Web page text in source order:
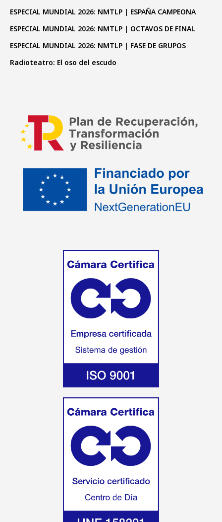
ESPECIAL MUNDIAL 2026: NMTLP | ESPAÑA CAMPEONA
ESPECIAL MUNDIAL 2026: NMTLP | OCTAVOS DE FINAL
ESPECIAL MUNDIAL 2026: NMTLP | FASE DE GRUPOS
Radioteatro: El oso del escudo